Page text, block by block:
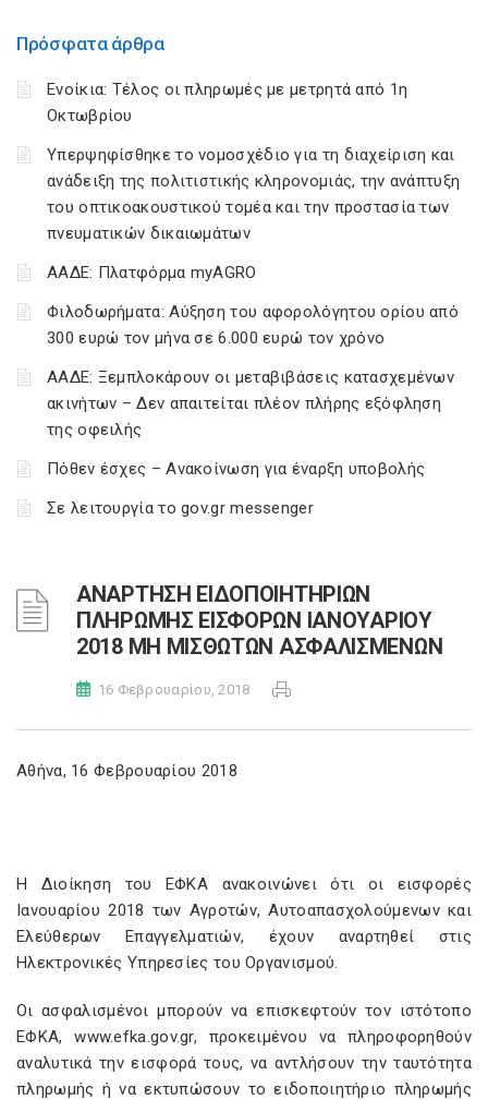
Πρόσφατα άρθρα
Ενοίκια: Τέλος οι πληρωμές με μετρητά από 1η
Οκτωβρίου
Υπερψηφίσθηκε το νομοσχέδιο για τη διαχείριση και
ανάδειξη της πολιτιστικής κληρονομιάς, την ανάπτυξη
του οπτικοακουστικού τομέα και την προστασία των
πνευματικών δικαιωμάτων
ΑΑΔΕ: Πλατφόρμα myAGRO
Φιλοδωρήματα: Αύξηση του αφορολόγητου ορίου από
300 ευρώ τον μήνα σε 6.000 ευρώ τον χρόνο
ΑΑΔΕ: Ξεμπλοκάρουν οι μεταβιβάσεις κατασχεμένων
ακινήτων – Δεν απαιτείται πλέον πλήρης εξόφληση
της οφειλής
Πόθεν έσχες – Ανακοίνωση για έναρξη υποβολής
Σε λειτουργία το gov.gr messenger
ΑΝΑΡΤΗΣΗ ΕΙΔΟΠΟΙΗΤΗΡΙΩΝ
ΠΛΗΡΩΜΗΣ ΕΙΣΦΟΡΩΝ ΙΑΝΟΥΑΡΙΟΥ
2018 ΜΗ ΜΙΣΘΩΤΩΝ ΑΣΦΑΛΙΣΜΕΝΩΝ
16 Φεβρουαρίου, 2018
Αθήνα, 16 Φεβρουαρίου 2018
Η Διοίκηση του ΕΦΚΑ ανακοινώνει ότι οι εισφορές
Ιανουαρίου 2018 των Αγροτών, Αυτοαπασχολούμενων και
Ελεύθερων Επαγγελματιών, έχουν αναρτηθεί στις
Ηλεκτρονικές Υπηρεσίες του Οργανισμού.
Οι ασφαλισμένοι μπορούν να επισκεφτούν τον ιστότοπο
ΕΦΚΑ, www.efka.gov.gr, προκειμένου να πληροφορηθούν
αναλυτικά την εισφορά τους, να αντλήσουν την ταυτότητα
πληρωμής ή να εκτυπώσουν το ειδοποιητήριο πληρωμής